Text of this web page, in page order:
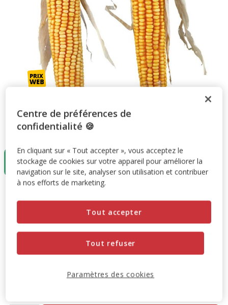
Taille:1 unité
1 unité
4.49€
Promotion disponible
-10% sur votre première commande* avec votre Carte
Animalis. Offre non cumulable aux autres promotions en
WELCOME10 Copier
Centre de préférences de
confidentialité 🍪
En cliquant sur « Tout accepter », vous acceptez le
stockage de cookies sur votre appareil pour améliorer la
navigation sur le site, analyser son utilisation et contribuer
à nos efforts de marketing.
Tout refuser
Tout accepter
Paramètres des cookies